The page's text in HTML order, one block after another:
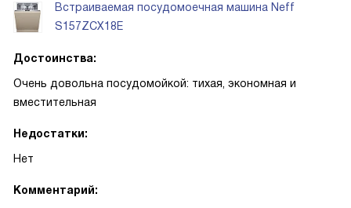
Встраиваемая посудомоечная машина Neff
S157ZCX18E
Достоинства:
Очень довольна посудомойкой: тихая, экономная и
вместительная
Недостатки:
Нет
Комментарий: